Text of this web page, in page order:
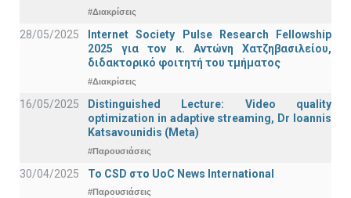
#Διακρίσεις
28/05/2025
Internet Society Pulse Research Fellowship
2025 για τον κ. Αντώνη Χατζηβασιλείου,
διδακτορικό φοιτητή του τμήματος
#Διακρίσεις
16/05/2025
Distinguished Lecture: Video quality
optimization in adaptive streaming, Dr Ioannis
Katsavounidis (Meta)
#Παρουσιάσεις
30/04/2025 To CSD στο UoC News International
#Παρουσιάσεις